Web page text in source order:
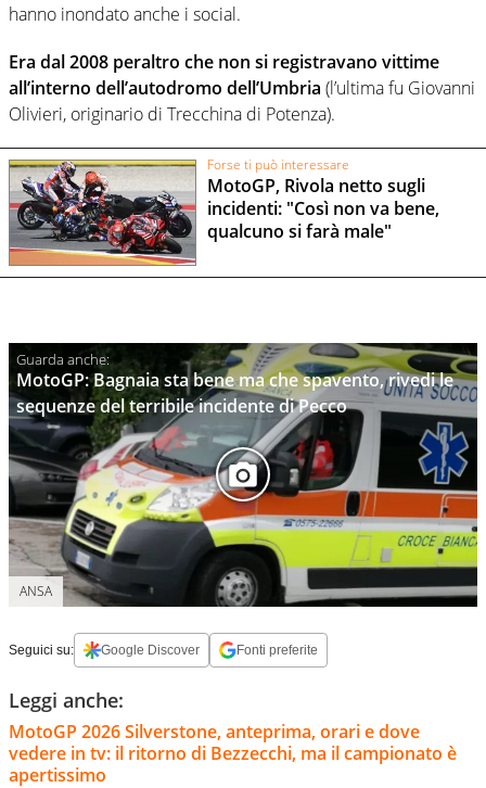
hanno inondato anche i social.
Era dal 2008 peraltro che non si registravano vittime
all’interno dell’autodromo dell’Umbria (l’ultima fu Giovanni
Olivieri, originario di Trecchina di Potenza).
Forse ti può interessare
MotoGP, Rivola netto sugli
incidenti: "Così non va bene,
qualcuno si farà male"
MotoGP: Bagnaia sta bene ma che spavento, rivedi le
sequenze del terribile incidente di Pecco
ANSA
Seguici su: Google Discover Fonti preferite
Leggi anche:
MotoGP 2026 Silverstone, anteprima, orari e dove
vedere in tv: il ritorno di Bezzecchi, ma il campionato è
apertissimo